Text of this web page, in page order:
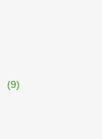
(9)